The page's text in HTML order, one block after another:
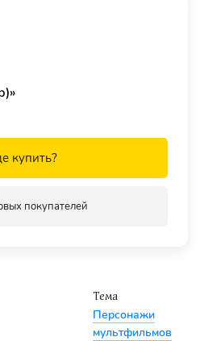
купить?
покупателей
Тема
Персонажи
мультфильмов